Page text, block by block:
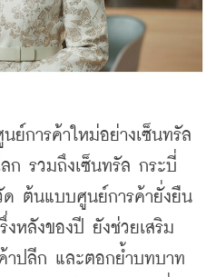
ารค้าใหม่อย่างเซ็นทรัล
ก รวมถึงเซ็นทรัล กระบี่
ด ต้นแบบศูนย์การค้ายั่งยืน
งหลังของปี ยังช่วยเสริม
าปลีก และตอกย้ำบทบาท